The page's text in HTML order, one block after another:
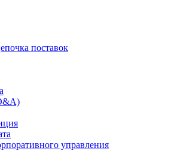
поставок
управления